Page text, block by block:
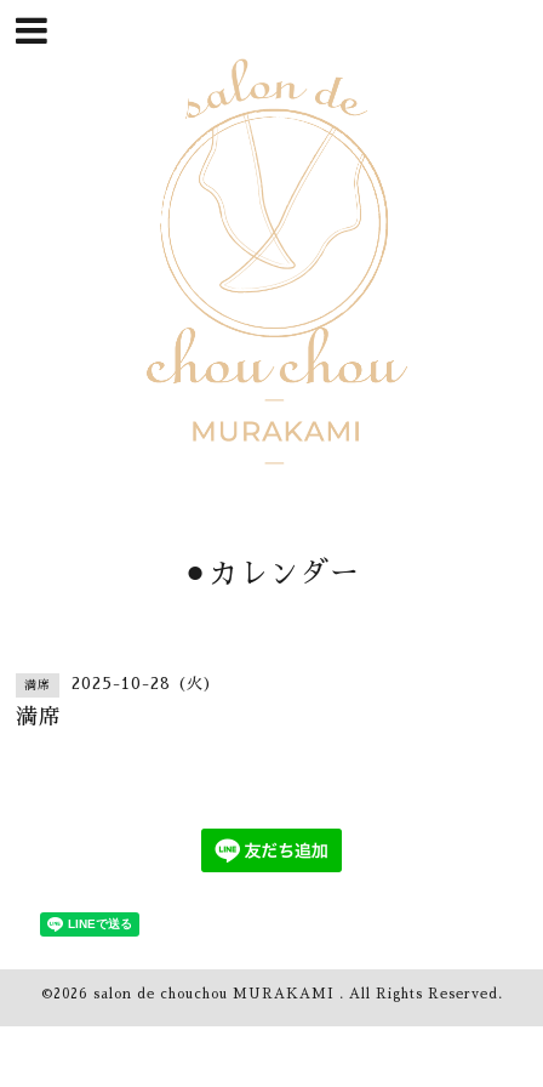
⚫︎カレンダー
満席 2025-10-28 (火)
満席
©2026 salon de chouchou MURAKAMI . All Rights Reserved.